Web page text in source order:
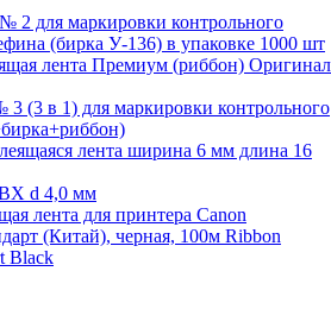
2 для маркировки контрольного
(бирка У-136) в упаковке 1000 шт
лента Премиум (риббон) Оригинал
(3 в 1) для маркировки контрольного
лента ширина 6 мм длина 16
d 4,0 мм
лента для принтера Canon
(Китай), черная, 100м Ribbon
Black